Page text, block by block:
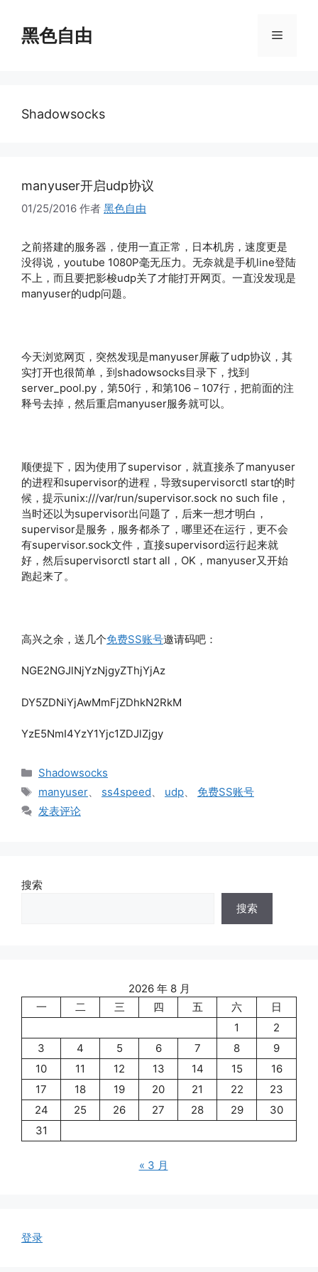
黑色自由 菜
Shadowsocks
manyuser开启udp协议
01/25/2016 作者 黑色自由
之前搭建的服务器，使用一直正常，日本机房，速度更是
没得说，youtube 1080P毫无压力。无奈就是手机line登陆
不上，而且要把影梭udp关了才能打开网页。一直没发现是
manyuser的udp问题。
今天浏览网页，突然发现是manyuser屏蔽了udp协议，其
实打开也很简单，到shadowsocks目录下，找到
server_pool.py，第50行，和第106－107行，把前面的注
释号去掉，然后重启manyuser服务就可以。
顺便提下，因为使用了supervisor，就直接杀了manyuser
的进程和supervisor的进程，导致supervisorctl start的时
候，提示unix:///var/run/supervisor.sock no such file，
当时还以为supervisor出问题了，后来一想才明白，
supervisor是服务，服务都杀了，哪里还在运行，更不会
有supervisor.sock文件，直接supervisord运行起来就
好，然后supervisorctl start all，OK，manyuser又开始
跑起来了。
高兴之余，送几个免费SS账号邀请码吧：
NGE2NGJlNjYzNjgyZThjYjAz
DY5ZDNiYjAwMmFjZDhkN2RkM
YzE5NmI4YzY1Yjc1ZDJlZjgy
分
Shadowsocks
标
签
manyuser、 ss4speed、 udp、 免费SS账号
发表评论
搜索
搜索
2026 年 8 月
一
二 三 四 五 六
日
1
2
3
4 5 6 7 8
9
10
11 12 13 14 15
16
17
18 19 20 21 22
23
24
25 26 27 28 29
30
31
« 3 月
登录